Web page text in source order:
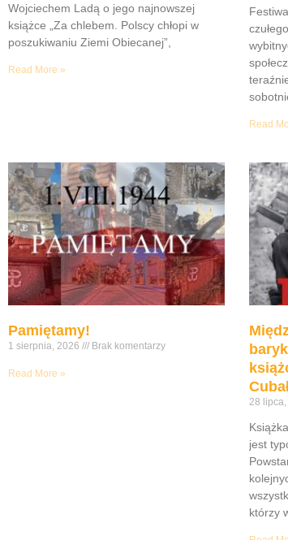
Wojciechem Ladą o jego najnowszej
książce „Za chlebem. Polscy chłopi w
poszukiwaniu Ziemi Obiecanej”,
Read More »
Read
Pamiętamy!
1 sierpnia, 2026 Brak komentarzy
Read More »
28
jest
którzy